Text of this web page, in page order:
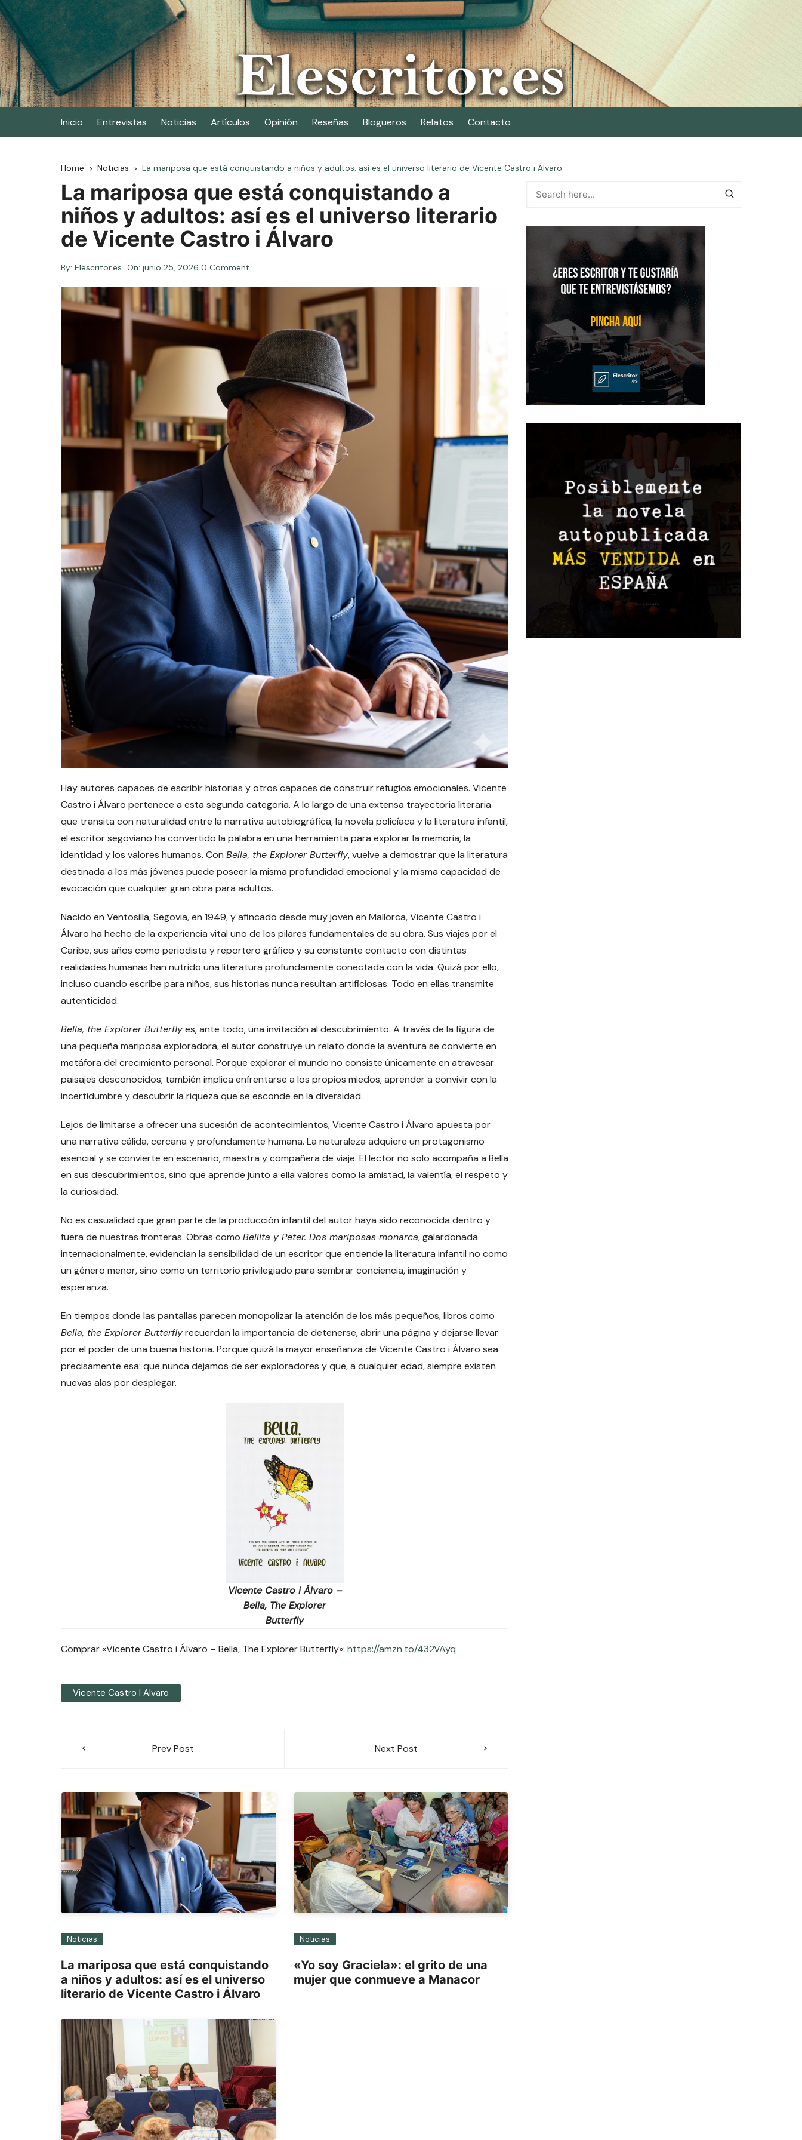
Skip
to
content
Elescritor.es
El periódico digital de los escritores
Inicio Entrevistas Noticias Artículos Opinión Reseñas Blogueros Relatos Contacto
Home Noticias La mariposa que está conquistando a niños y adultos: así es el universo literario de Vicente Castro i Álvaro
La mariposa que está conquistando a
niños y adultos: así es el universo literario
de Vicente Castro i Álvaro
By: Elescritor.es On: junio 25, 2026 0 Comment
Hay autores capaces de escribir historias y otros capaces de construir refugios emocionales. Vicente
Castro i Álvaro pertenece a esta segunda categoría. A lo largo de una extensa trayectoria literaria
que transita con naturalidad entre la narrativa autobiográfica, la novela policíaca y la literatura infantil,
el escritor segoviano ha convertido la palabra en una herramienta para explorar la memoria, la
identidad y los valores humanos. Con Bella, the Explorer Butterfly, vuelve a demostrar que la literatura
destinada a los más jóvenes puede poseer la misma profundidad emocional y la misma capacidad de
evocación que cualquier gran obra para adultos.
Nacido en Ventosilla, Segovia, en 1949, y afincado desde muy joven en Mallorca, Vicente Castro i
Álvaro ha hecho de la experiencia vital uno de los pilares fundamentales de su obra. Sus viajes por el
Caribe, sus años como periodista y reportero gráfico y su constante contacto con distintas
realidades humanas han nutrido una literatura profundamente conectada con la vida. Quizá por ello,
incluso cuando escribe para niños, sus historias nunca resultan artificiosas. Todo en ellas transmite
autenticidad.
Bella, the Explorer Butterflyes, ante todo, una invitación al descubrimiento. A través de la figura de
una pequeña mariposa exploradora, el autor construye un relato donde la aventura se convierte en
metáfora del crecimiento personal. Porque explorar el mundo no consiste únicamente en atravesar
paisajes desconocidos; también implica enfrentarse a los propios miedos, aprender a convivir con la
incertidumbre y descubrir la riqueza que se esconde en la diversidad.
Lejos de limitarse a ofrecer una sucesión de acontecimientos, Vicente Castro i Álvaro apuesta por
una narrativa cálida, cercana y profundamente humana. La naturaleza adquiere un protagonismo
esencial y se convierte en escenario, maestra y compañera de viaje. El lector no solo acompaña a Bella
en sus descubrimientos, sino que aprende junto a ella valores como la amistad, la valentía, el respeto y
la curiosidad.
No es casualidad que gran parte de la producción infantil del autor haya sido reconocida dentro y
fuera de nuestras fronteras. Obras como Bellita y Peter. Dos mariposas monarca, galardonada
internacionalmente, evidencian la sensibilidad de un escritor que entiende la literatura infantil no como
un género menor, sino como un territorio privilegiado para sembrar conciencia, imaginación y
esperanza.
En tiempos donde las pantallas parecen monopolizar la atención de los más pequeños, libros como
Bella, the Explorer Butterflyrecuerdan la importancia de detenerse, abrir una página y dejarse llevar
por el poder de una buena historia. Porque quizá la mayor enseñanza de Vicente Castro i Álvaro sea
precisamente esa: que nunca dejamos de ser exploradores y que, a cualquier edad, siempre existen
nuevas alas por desplegar.
Vicente Castro i Álvaro –
Bella, The Explorer
Butterfly
Comprar «Vicente Castro i Álvaro – Bella, The Explorer Butterfly»: https://amzn.to/432VAyq
Vicente Castro I Alvaro
Prev Post Next Post
Noticias
La mariposa que está conquistando
a niños y adultos: así es el universo
literario de Vicente Castro i Álvaro
Noticias
«Yo soy Graciela»: el grito de una
mujer que conmueve a Manacor